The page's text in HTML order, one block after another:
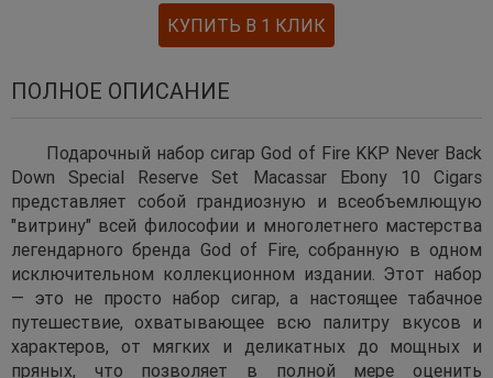
КУПИТЬ В 1 КЛИК
ПОЛНОЕ ОПИСАНИЕ
Подарочный набор сигар God of Fire KKP Never Back
Down Special Reserve Set Macassar Ebony 10 Cigars
представляет собой грандиозную и всеобъемлющую
"витрину" всей философии и многолетнего мастерства
легендарного бренда God of Fire, собранную в одном
исключительном коллекционном издании. Этот набор
— это не просто набор сигар, а настоящее табачное
путешествие, охватывающее всю палитру вкусов и
характеров, от мягких и деликатных до мощных и
пряных, что позволяет в полной мере оценить